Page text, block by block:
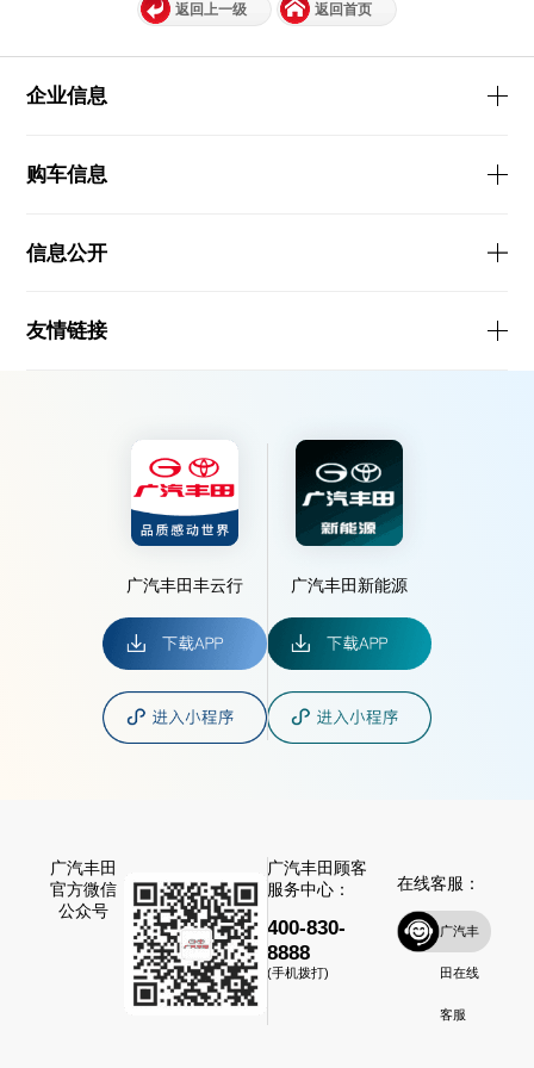
返回上一级 返回首页
企业信息
购车信息
信息公开
友情链接
广汽丰田丰云行 广汽丰田新能源
广汽丰田
官方微信
公众号
广汽丰田顾客
服务中心：
400-830-
8888
(手机拨打)
在线客服：
广汽丰
田在线
客服